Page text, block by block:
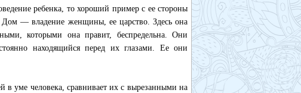
ребенка, то хороший пример с ее стороны
Дом — владение женщины, ее царство. Здесь она
которыми она правит, беспредельна. Они
находящийся перед их глазами. Ее они
уме человека, сравнивает их с вырезанными на